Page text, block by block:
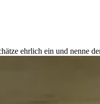
ehrlich ein und nenne